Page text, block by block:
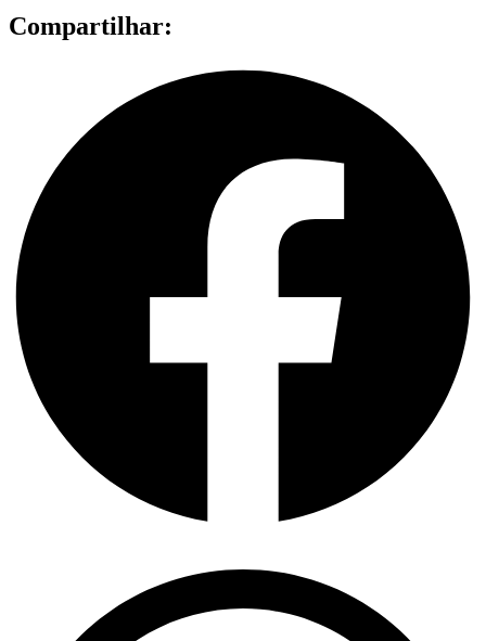
Compartilhar: